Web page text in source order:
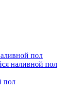
пол
наливной пол
пол